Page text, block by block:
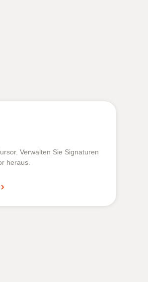
Verwalten Sie Signaturen
heraus.